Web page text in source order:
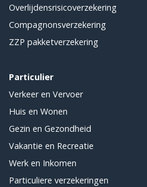
Overlijdensrisicoverzekering
Compagnonsverzekering
ZZP pakketverzekering
Particulier
Verkeer en Vervoer
Huis en Wonen
Gezin en Gezondheid
Vakantie en Recreatie
Werk en Inkomen
Particuliere verzekeringen